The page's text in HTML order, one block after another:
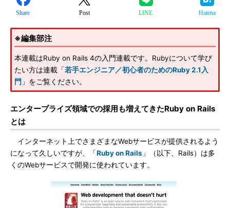
Share Post LINE Hatena
※編集部注
本連載はRuby on Rails 4の入門連載です。Rubyについて学び
たい方は連載「若手エンジニア／初心者のためのRuby 2.1入
門 」をご覧ください。
エンタープライズ領域での採用も増えてきたRuby on Rails
とは
インターネット上でさまざまなWebサービスが提供されるよう
になって久しいですが、「Ruby on Rails 」（以下、Rails）は多
くのWebサービスで開発に使われています。